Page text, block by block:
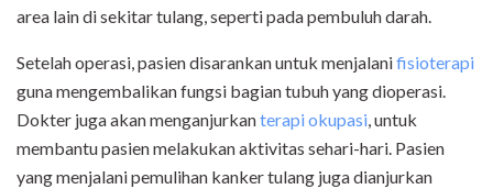
area lain di sekitar tulang, seperti pada pembuluh darah.
Setelah operasi, pasien disarankan untuk menjalanifisioterapi
guna mengembalikan fungsi bagian tubuh yang dioperasi.
Dokter juga akan menganjurkanterapi okupasi, untuk
membantu pasien melakukan aktivitas sehari-hari. Pasien
yang menjalani pemulihan kanker tulang juga dianjurkan